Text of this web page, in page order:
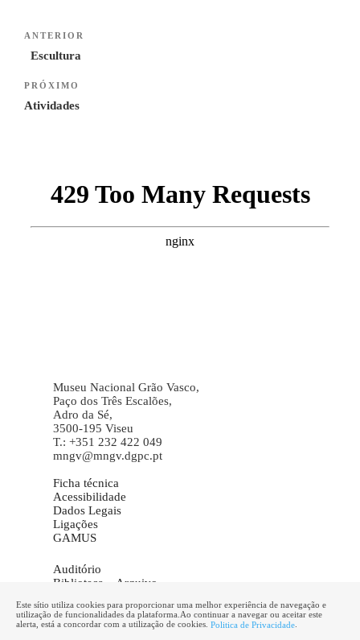
Navegação
de
Previous
Post
ANTERIOR
Escultura
Next
Post
PRÓXIMO
Atividades
Museu Nacional Grão Vasco,
Paço dos Três Escalões,
Adro da Sé,
3500-195 Viseu
T.: +351 232 422 049
mngv@mngv.dgpc.pt
Ficha técnica
Acessibilidade
Dados Legais
Ligações
GAMUS
Auditório
Biblioteca – Arquivo
Informações
Marcação de visitas
Este sítio utiliza cookies para proporcionar uma melhor experiência de navegação e
utilização de funcionalidades da plataforma.Ao continuar a navegar ou aceitar este
alerta, está a concordar com a utilização de cookies. Politica de Privacidade